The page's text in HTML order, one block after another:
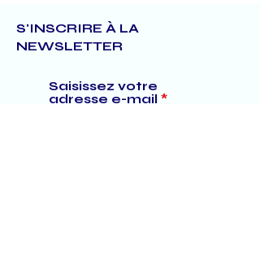
S'INSCRIRE À LA
NEWSLETTER
Saisissez votre
adresse e-mail